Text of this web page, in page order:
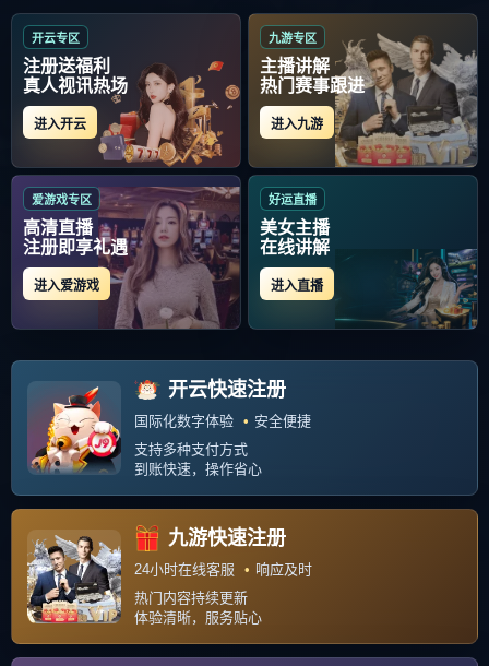
首页 包含"华盛顿奇才战术微调"标签的文章
爱游戏官网-包含CBA常规赛今晚
走向成谜，华盛顿奇才战术微
调，引发热议，球探报告显示潜
力的词条
CBA常规赛第二阶段进行得如火
如荼，最近联赛官方公布了 被看
作是首轮秀，青岛队完全是围绕
杨瀚森来制定战术，“小约基。...
354 2026-03-16
联系我们
关于我们